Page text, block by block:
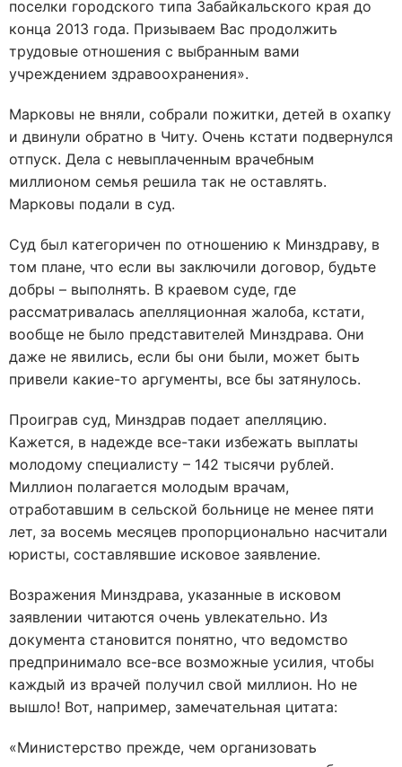
поселки городского типа Забайкальского края до
конца 2013 года. Призываем Вас продолжить
трудовые отношения с выбранным вами
учреждением здравоохранения».
Марковы не вняли, собрали пожитки, детей в охапку
и двинули обратно в Читу. Очень кстати подвернулся
отпуск. Дела с невыплаченным врачебным
миллионом семья решила так не оставлять.
Марковы подали в суд.
Суд был категоричен по отношению к Минздраву, в
том плане, что если вы заключили договор, будьте
добры – выполнять. В краевом суде, где
рассматривалась апелляционная жалоба, кстати,
вообще не было представителей Минздрава. Они
даже не явились, если бы они были, может быть
привели какие-то аргументы, все бы затянулось.
Проиграв суд, Минздрав подает апелляцию.
Кажется, в надежде все-таки избежать выплаты
молодому специалисту – 142 тысячи рублей.
Миллион полагается молодым врачам,
отработавшим в сельской больнице не менее пяти
лет, за восемь месяцев пропорционально насчитали
юристы, составлявшие исковое заявление.
Возражения Минздрава, указанные в исковом
заявлении читаются очень увлекательно. Из
документа становится понятно, что ведомство
предпринимало все-все возможные усилия, чтобы
каждый из врачей получил свой миллион. Но не
вышло! Вот, например, замечательная цитата:
«Министерство прежде, чем организовать